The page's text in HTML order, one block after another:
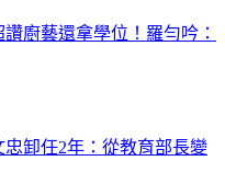
廚藝還拿學位！羅勻吟：
卸任2年：從教育部長變